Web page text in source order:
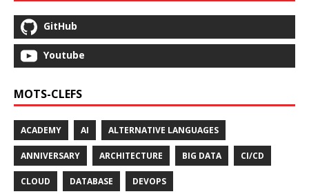
GitHub
Youtube
MOTS-CLEFS
ACADEMY AI ALTERNATIVE LANGUAGES
ANNIVERSARY ARCHITECTURE BIG DATA CI/CD
CLOUD DATABASE DEVOPS